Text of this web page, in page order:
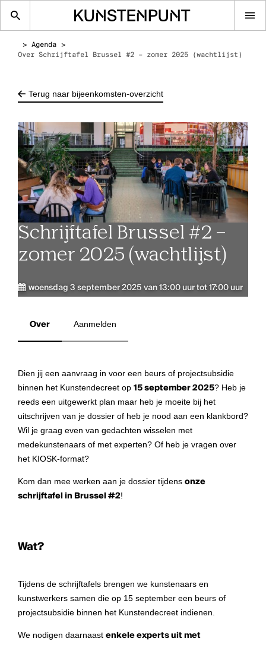
Agenda
Over Schrijftafel Brussel #2 – zomer 2025 (wachtlijst)
Terug naar bijeenkomsten-overzicht
Schrijftafel Brussel #2 –
zomer 2025 (wachtlijst)
woensdag 3 september 2025 van 13:00 uur tot 17:00 uur
Over Aanmelden
Dien jij een aanvraag in voor een beurs of projectsubsidie
binnen het Kunstendecreet op 15 september 2025? Heb je
reeds een uitgewerkt plan maar heb je moeite bij het
uitschrijven van je dossier of heb je nood aan een klankbord?
Wil je graag even van gedachten wisselen met
medekunstenaars of met experten? Of heb je vragen over
het KIOSK-format?
Kom dan mee werken aan je dossier tijdens onze
schrijftafel in Brussel #2!
Wat?
Tijdens de schrijftafels brengen we kunstenaars en
kunstwerkers samen die op 15 september een beurs of
projectsubsidie binnen het Kunstendecreet indienen.
We nodigen daarnaast enkele experts uit met